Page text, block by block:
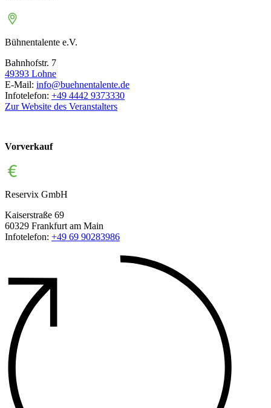
Bühnentalente e.V.
Bahnhofstr. 7
49393 Lohne
E-Mail: info@buehnentalente.de
Infotelefon: +49 4442 9373330
Zur Website des Veranstalters
Vorverkauf
Reservix GmbH
Kaiserstraße 69
60329 Frankfurt am Main
Infotelefon: +49 69 90283986